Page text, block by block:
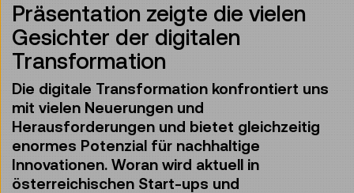
Präsentation zeigte die vielen
Gesichter der digitalen
Transformation
Die digitale Transformation konfrontiert uns
mit vielen Neuerungen und
Herausforderungen und bietet gleichzeitig
enormes Potenzial für nachhaltige
Innovationen. Woran wird aktuell in
österreichischen Start-ups und